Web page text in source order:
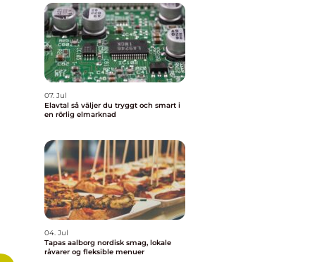
07. Jul
Elavtal så väljer du tryggt och smart i
en rörlig elmarknad
04. Jul
Tapas aalborg nordisk smag, lokale
råvarer og fleksible menuer